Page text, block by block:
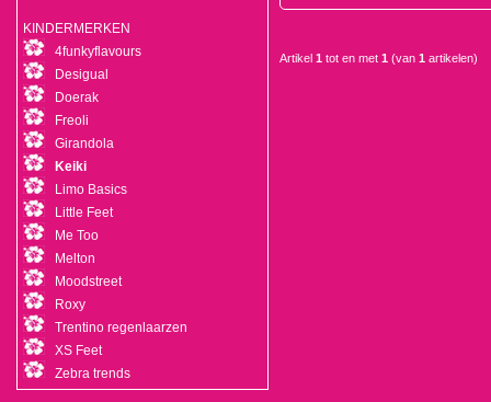
Artikel 1 tot en met 1 (van 1 artikelen)
KINDERMERKEN
4funkyflavours
Desigual
Doerak
Freoli
Girandola
Keiki
Limo Basics
Little Feet
Me Too
Melton
Moodstreet
Roxy
Trentino regenlaarzen
XS Feet
Zebra trends